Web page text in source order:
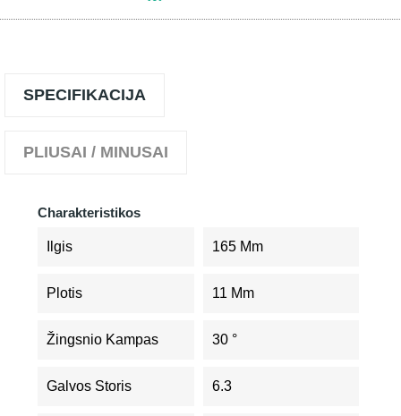
SPECIFIKACIJA
PLIUSAI / MINUSAI
Charakteristikos
Ilgis 165 Mm
Plotis 11 Mm
Žingsnio Kampas 30 °
Galvos Storis 6.3